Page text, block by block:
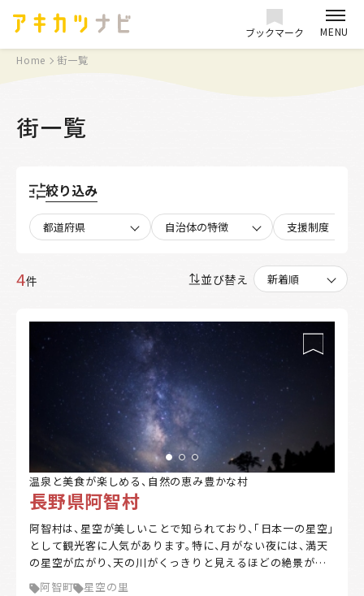
ブックマーク MENU
Home 街一覧
街一覧
絞り込み
都道府県 自治体の特徴 支援制度
4件 並び替え
温泉と美食が楽しめる、自然の恵み豊かな村
長野県阿智村
阿智村は、星空が美しいことで知られており、「日本一の星空」
として観光客に人気があります。特に、月がない夜には、満天
の星空が広がり、天の川がくっきりと見えるほどの絶景が楽
しめます。村内には、星空を楽しむための観光スポットやイベ
阿智町 星空の里